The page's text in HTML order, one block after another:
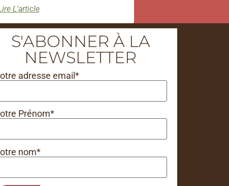
L'article
S'ABONNER À LA
NEWSLETTER
adresse email*
Prénom*
nom*